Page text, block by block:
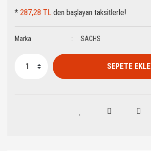
* 287,28 TL den başlayan taksitlerle!
Marka SACHS
SEPETE EKLE